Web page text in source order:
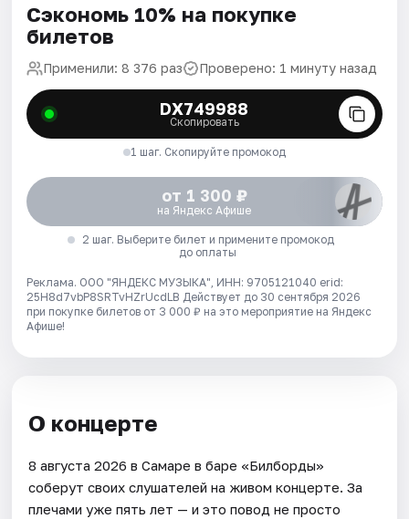
Сэкономь 10% на покупке
билетов
Применили: 8 376 раз Проверено: 1 минуту назад
DX749988
Скопировать
1 шаг. Скопируйте промокод
от 1 300 ₽
на Яндекс Афише
2 шаг. Выберите билет и примените промокод
до оплаты
Реклама. ООО "ЯНДЕКС МУЗЫКА", ИНН: 9705121040 erid:
25H8d7vbP8SRTvHZrUcdLB Действует до 30 сентября 2026
при покупке билетов от 3 000 ₽ на это мероприятие на Яндекс
Афише!
О концерте
8 августа 2026 в Самаре в баре «Билборды»
соберут своих слушателей на живом концерте. За
плечами уже пять лет — и это повод не просто